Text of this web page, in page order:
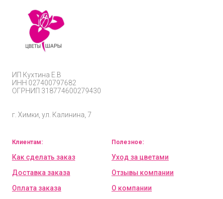
ИП Кухтина Е.В
ИНН 027400797682
ОГРНИП 318774600279430
г. Химки, ул. Калинина, 7
Клиентам:
Как сделать заказ
Доставка заказа
Оплата заказа
Полезное:
Уход за цветами
Отзывы компании
О компании